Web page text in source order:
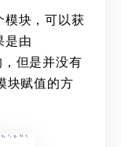
模块，可以获
是由
但是并没有
块赋值的方